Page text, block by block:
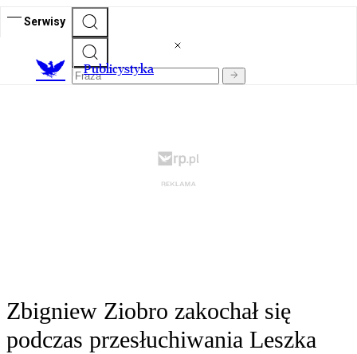
Serwisy
Publicystyka
Zbigniew Ziobro zakochał się
podczas przesłuchiwania Leszka